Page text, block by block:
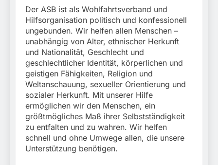
Der ASB ist als Wohlfahrtsverband und
Hilfsorganisation politisch und konfessionell
ungebunden. Wir helfen allen Menschen –
unabhängig von Alter, ethnischer Herkunft
und Nationalität, Geschlecht und
geschlechtlicher Identität, körperlichen und
geistigen Fähigkeiten, Religion und
Weltanschauung, sexueller Orientierung und
sozialer Herkunft. Mit unserer Hilfe
ermöglichen wir den Menschen, ein
größtmögliches Maß ihrer Selbstständigkeit
zu entfalten und zu wahren. Wir helfen
schnell und ohne Umwege allen, die unsere
Unterstützung benötigen.